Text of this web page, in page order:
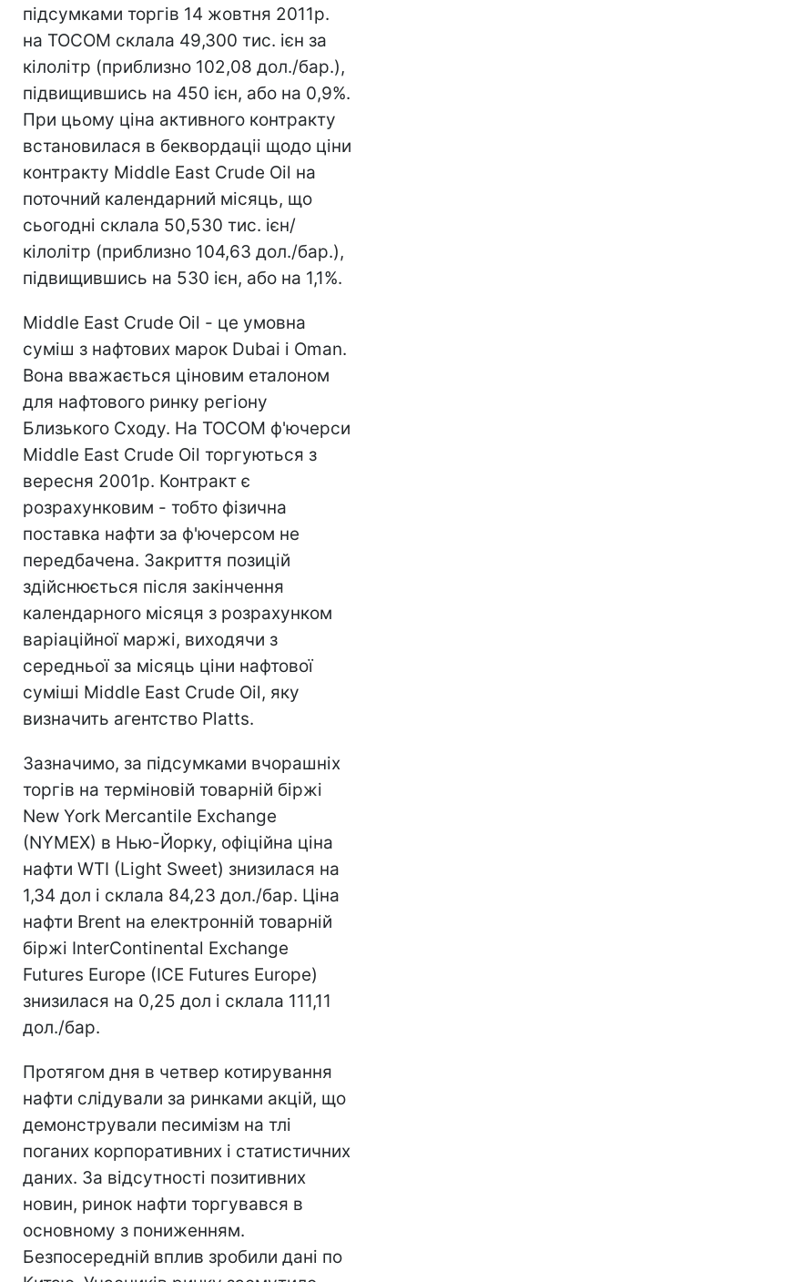
підсумками торгів 14 жовтня 2011р.
на TOCOM склала 49,300 тис. ієн за
кілолітр (приблизно 102,08 дол./бар.),
підвищившись на 450 ієн, або на 0,9%.
При цьому ціна активного контракту
встановилася в беквордаціі щодо ціни
контракту Middle East Crude Oil на
поточний календарний місяць, що
сьогодні склала 50,530 тис. ієн/
кілолітр (приблизно 104,63 дол./бар.),
підвищившись на 530 ієн, або на 1,1%.
Middle East Crude Oil - це умовна
суміш з нафтових марок Dubai і Oman.
Вона вважається ціновим еталоном
для нафтового ринку регіону
Близького Сходу. На TOCOM ф'ючерси
Middle East Crude Oil торгуються з
вересня 2001р. Контракт є
розрахунковим - тобто фізична
поставка нафти за ф'ючерсом не
передбачена. Закриття позицій
здійснюється після закінчення
календарного місяця з розрахунком
варіаційної маржі, виходячи з
середньої за місяць ціни нафтової
суміші Middle East Crude Oil, яку
визначить агентство Platts.
Зазначимо, за підсумками вчорашніх
торгів на терміновій товарній біржі
New York Mercantile Exchange
(NYMEX) в Нью-Йорку, офіційна ціна
нафти WTI (Light Sweet) знизилася на
1,34 дол і склала 84,23 дол./бар. Ціна
нафти Brent на електронній товарній
біржі InterContinental Exchange
Futures Europe (IСE Futures Europe)
знизилася на 0,25 дол і склала 111,11
дол./бар.
Протягом дня в четвер котирування
нафти слідували за ринками акцій, що
демонстрували песимізм на тлі
поганих корпоративних і статистичних
даних. За відсутності позитивних
новин, ринок нафти торгувався в
основному з пониженням.
Безпосередній вплив зробили дані по